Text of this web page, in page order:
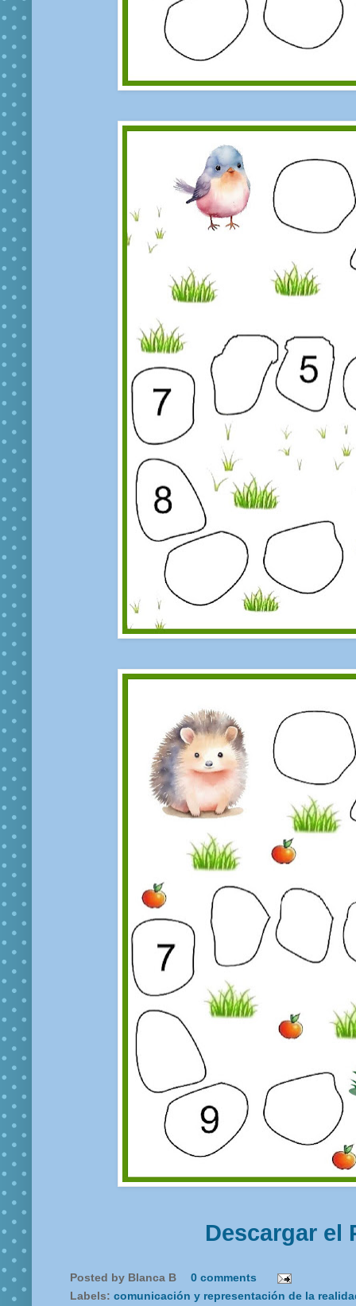
Descargar el
Posted by Blanca B
0 comments
Labels: comunicación y representación de la